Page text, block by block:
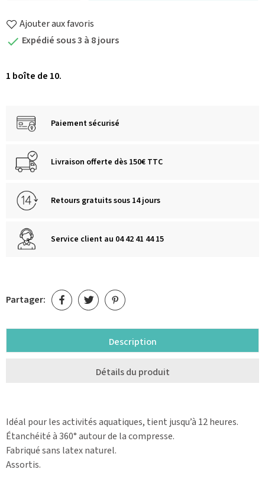
Ajouter aux favoris
 Expédié sous 3 à 8 jours
1 boîte de 10.
Paiement sécurisé
Livraison offerte dès 150€ TTC
Retours gratuits sous 14 jours
Service client au 04 42 41 44 15
Partager:
Description
Détails du produit
Idéal pour les activités aquatiques, tient jusqu’à 12 heures.
Étanchéité à 360° autour de la compresse.
Fabriqué sans latex naturel.
Assortis.